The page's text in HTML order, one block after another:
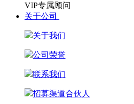
VIP专属顾问
关于公司
关于我们
公司荣誉
联系我们
招募渠道合伙人